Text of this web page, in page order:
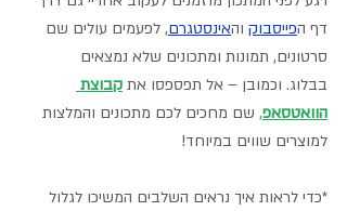
דף הפייסבוק והאינסטגרם, לפעמים עולים שם
סרטונים, תמונות ומתכונים שלא נמצאים
בבלוג. וכמובן – אל תפספסו את קבוצת
הוואטסאפ, שם מחכים לכם מתכונים והמלצות
למוצרים שווים במיוחד!
*כדי לראות איך נראים השלבים המשיכו לגלול